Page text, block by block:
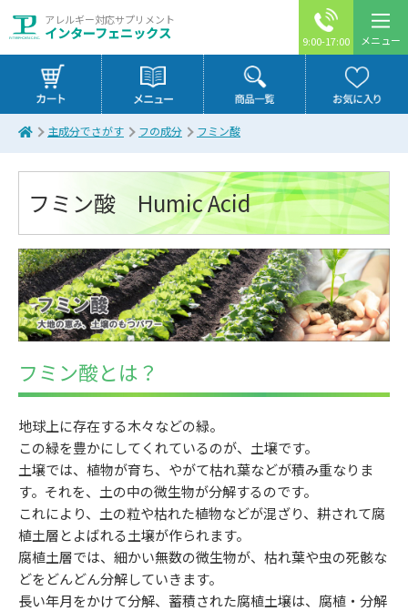
アレルギー対応サプリメント
インターフェニックス 9:00-17:00 メニュー
主成分でさがす フの成分 フミン酸
フミン酸 Humic Acid
フミン酸とは？
地球上に存在する木々などの緑。
この緑を豊かにしてくれているのが、土壌です。
土壌では、植物が育ち、やがて枯れ葉などが積み重なりま
す。それを、土の中の微生物が分解するのです。
これにより、土の粒や枯れた植物などが混ざり、耕されて腐
植土層とよばれる土壌が作られます。
腐植土層では、細かい無数の微生物が、枯れ葉や虫の死骸な
どをどんどん分解していきます。
長い年月をかけて分解、蓄積された腐植土壌は、腐植・分解